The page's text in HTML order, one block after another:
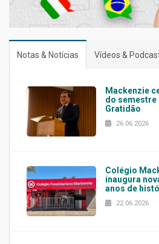
Notas & Notícias Vídeos &
Mackenzie
do semestre
Gratidão
26.06.2026
Colégio
inaugura
anos de
22.06.2026